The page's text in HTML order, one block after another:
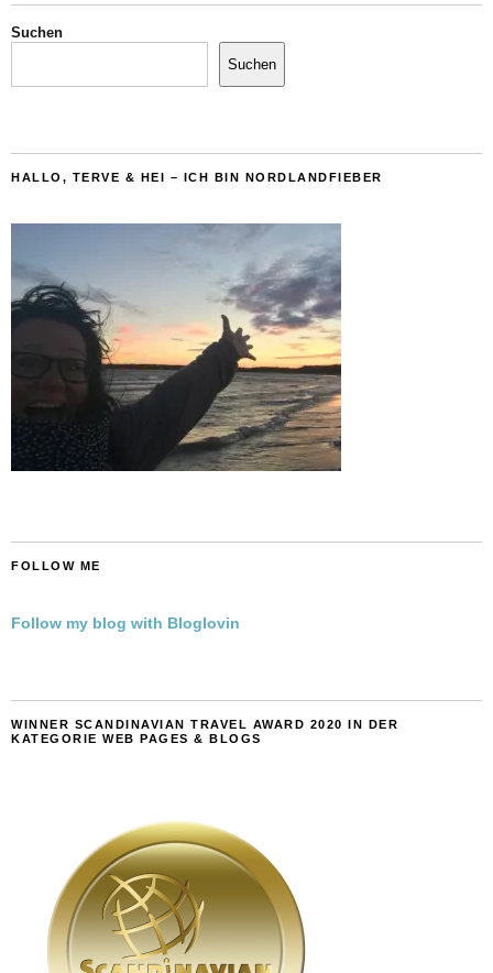
Suchen
Suchen
HALLO, TERVE & HEI – ICH BIN NORDLANDFIEBER
FOLLOW ME
Follow my blog with Bloglovin
WINNER SCANDINAVIAN TRAVEL AWARD 2020 IN DER
KATEGORIE WEB PAGES & BLOGS